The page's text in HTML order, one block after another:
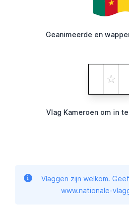
Geanimeerde en
Vlag Kameroen om in
Vlaggen zijn welkom.
www.nationale-